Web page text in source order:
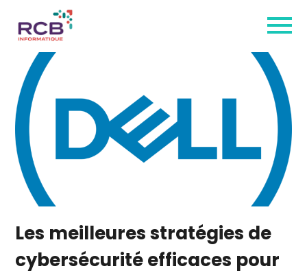
Les meilleures stratégies de
cybersécurité efficaces pour